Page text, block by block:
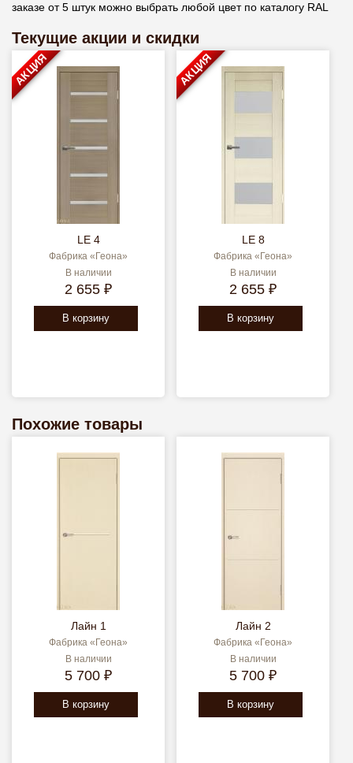
заказе от 5 штук можно выбрать любой цвет по каталогу RAL
Текущие акции и скидки
LE 4
Фабрика «Геона»
В наличии
2 655 ₽
В корзину
АКЦИЯ
LE 8
Фабрика «Геона»
В наличии
2 655 ₽
В корзину
АКЦИЯ
Похожие товары
Лайн 1
Фабрика «Геона»
В наличии
5 700 ₽
В корзину
Лайн 2
Фабрика «Геона»
В наличии
5 700 ₽
В корзину